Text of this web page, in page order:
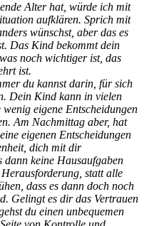
Alter hat, würde ich mit
aufklären. Sprich mit
wünschst, aber das es
Das Kind bekommt dein
noch wichtiger ist, das
ist.
du kannst darin, für sich
Dein Kind kann in vielen
eigene Entscheidungen
Am Nachmittag aber, hat
eigenen Entscheidungen
dich mit dir
dann keine Hausaufgaben
statt alle
dass es dann doch noch
Gelingt es dir das Vertrauen
du einen unbequemen